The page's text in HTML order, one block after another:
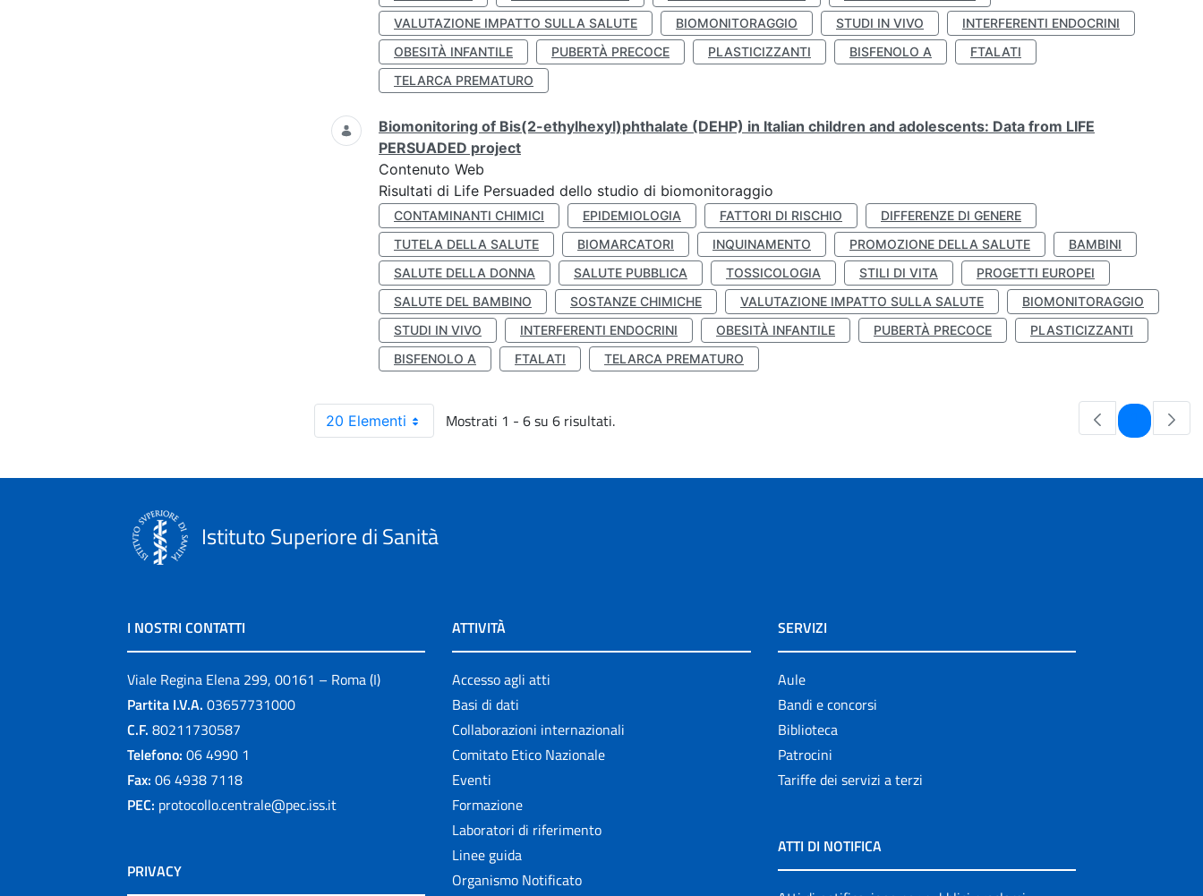
VALUTAZIONE IMPATTO SULLA SALUTE
BIOMONITORAGGIO STUDI IN VIVO
INTERFERENTI ENDOCRINI
OBESITÀ INFANTILE
PUBERTÀ PRECOCE PLASTICIZZANTI BISFENOLO A
FTALATI
TELARCA PREMATURO
Biomonitoring of Bis(2-ethylhexyl)phthalate (DEHP) in Italian children and adolescents: Data from LIFE
PERSUADED project
Contenuto Web
Risultati di Life Persuaded dello studio di biomonitoraggio
CONTAMINANTI CHIMICI EPIDEMIOLOGIA FATTORI DI RISCHIO
DIFFERENZE DI GENERE
TUTELA DELLA SALUTE
BIOMARCATORI INQUINAMENTO PROMOZIONE DELLA SALUTE
BAMBINI
SALUTE DELLA DONNA
SALUTE PUBBLICA TOSSICOLOGIA STILI DI VITA
PROGETTI EUROPEI
SALUTE DEL BAMBINO
SOSTANZE CHIMICHE VALUTAZIONE IMPATTO SULLA SALUTE
BIOMONITORAGGIO
STUDI IN VIVO
INTERFERENTI ENDOCRINI OBESITÀ INFANTILE PUBERTÀ PRECOCE
PLASTICIZZANTI
BISFENOLO A
FTALATI TELARCA PREMATURO
20 Elementi Mostrati 1 - 6 su 6 risultati. Pagina
Istituto Superiore di Sanità
I NOSTRI CONTATTI
Viale Regina Elena 299, 00161 – Roma (I)
Partita I.V.A. 03657731000
C.F. 80211730587
Telefono: 06 4990 1
Fax: 06 4938 7118
PEC: protocollo.centrale@pec.iss.it
PRIVACY
ATTIVITÀ
Accesso agli atti
Basi di dati
Collaborazioni internazionali
Comitato Etico Nazionale
Eventi
Formazione
Laboratori di riferimento
Linee guida
Organismo Notificato
SERVIZI
Aule
Bandi e concorsi
Biblioteca
Patrocini
Tariffe dei servizi a terzi
ATTI DI NOTIFICA